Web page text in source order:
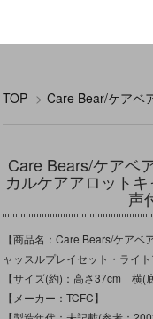
TOP > Care Bear/ケアベ
Care Bears/ケアベ
カルケアアロット
声
【商品名：Care Bears/ケア
ャッスルプレイセット・ライ
【サイズ(約)：高さ37cm 横(
【メーカー：TCFC】